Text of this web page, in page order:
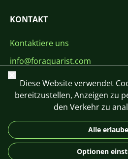
KONTAKT
Kontaktiere uns
info@foraquarist.com
+420 603 449 602
Schließen
Diese Website verwendet
bereitzustellen, Anzeigen zu
den Verkehr zu
Alle
Optionen